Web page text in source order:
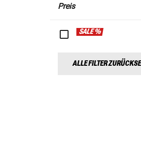
Preis
SALE %
ALLE FILTER